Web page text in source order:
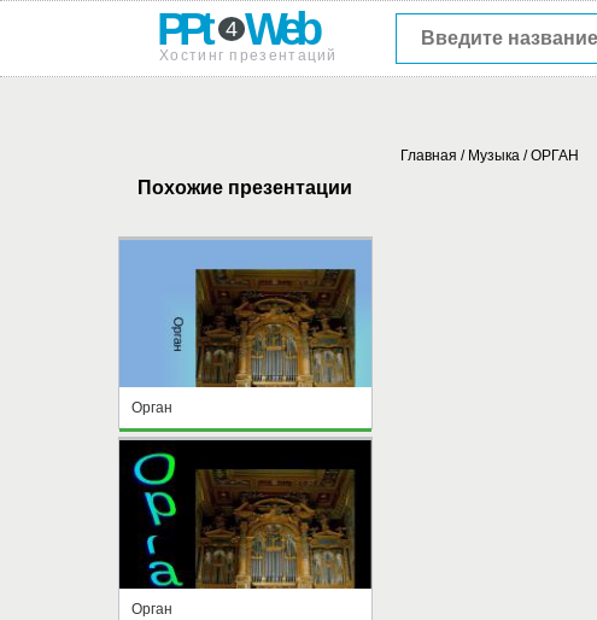
PPt 4 Web
Хостинг презентаций
Похожие презентации
Орган
Орган
Главная / Музыка /ОРГАН